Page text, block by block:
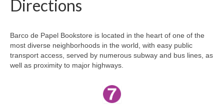
Directions
Barco de Papel Bookstore is located in the heart of one of the
most diverse neighborhoods in the world, with easy public
transport access, served by numerous subway and bus lines, as
well as proximity to major highways.